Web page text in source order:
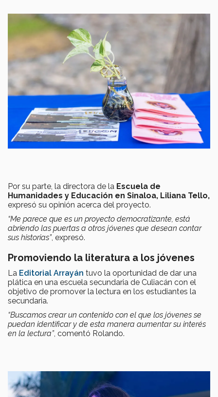
Por su parte, la directora de la Escuela de
Humanidades y Educación en Sinaloa, Liliana Tello,
expresó su opinión acerca del proyecto.
“Me parece que es un proyecto democratizante, está
abriendo las puertas a otros jóvenes que desean contar
sus historias”, expresó.
Promoviendo la literatura a los jóvenes
La Editorial Arrayán tuvo la oportunidad de dar una
plática en una escuela secundaria de Culiacán con el
objetivo de promover la lectura en los estudiantes la
secundaria.
“Buscamos crear un contenido con el que los jóvenes se
puedan identificar y de esta manera aumentar su interés
en la lectura”, comentó Rolando.